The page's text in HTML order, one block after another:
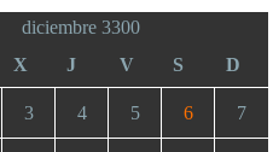
diciembre 3300
X J V S D
3 4 5 6 7